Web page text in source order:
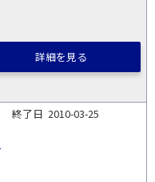
詳細を見る
2010-03-25